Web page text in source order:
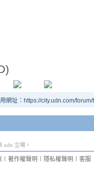
網址：https://city.udn.com/
udn 立場。
著作權聲明 隱私權聲明 客服